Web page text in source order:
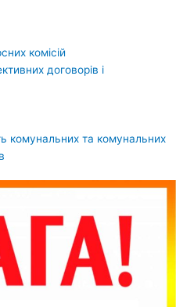
комісій
договорів і
комунальних та комунальних